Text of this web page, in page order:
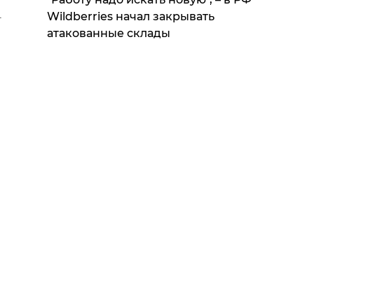
Wildberries начал закрывать
атакованные склады